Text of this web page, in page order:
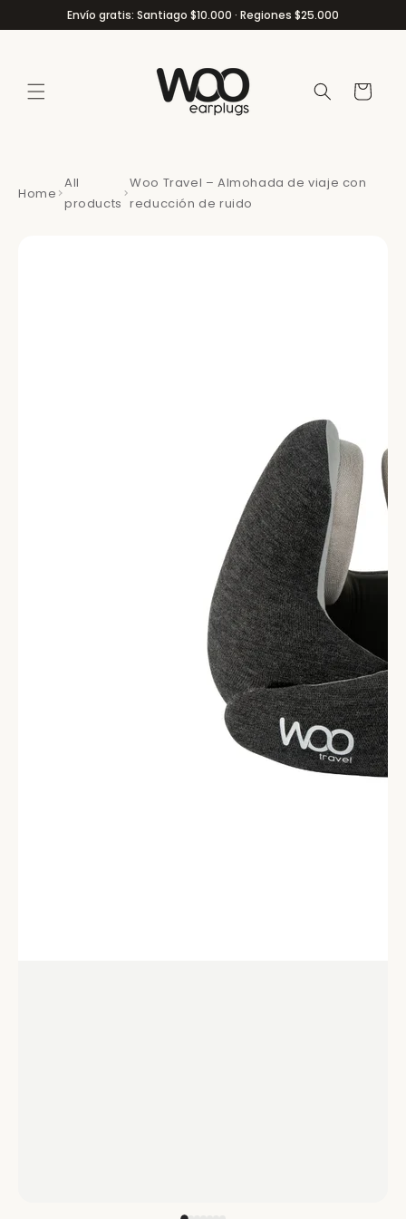
directamente
al contenido
Envío gratis: Santiago $10.000 · Regiones $25.000
Carrito
Home
All
products
Woo Travel – Almohada de viaje con
reducción de ruido